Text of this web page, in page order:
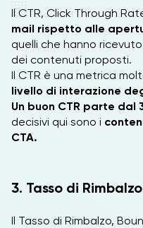
Il CTR, Click Through
mail rispetto alle
quelli che hanno
dei contenuti proposti.
Il CTR è una metrica
livello di interazione
Un buon CTR parte dal
decisivi qui sono i
CTA.
3. Tasso di
Il Tasso di Rimbalzo,